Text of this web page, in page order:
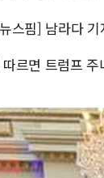
스핌] 남라다
르면 트럼프